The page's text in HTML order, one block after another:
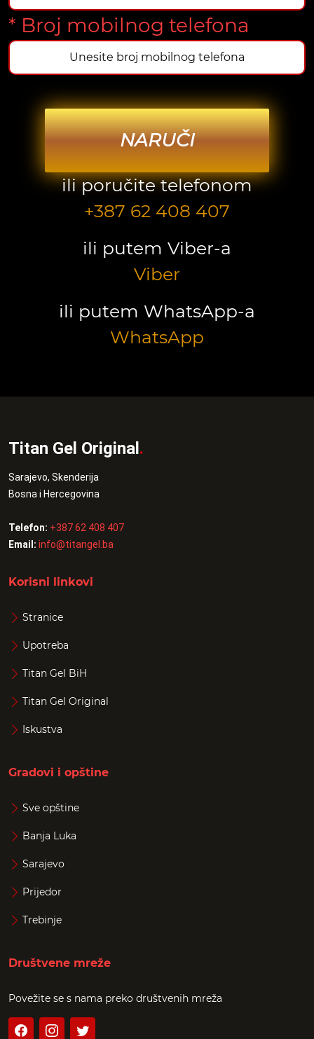
* Broj mobilnog telefona
NARUČI
ili poručite telefonom
+387 62 408 407
ili putem Viber-a
Viber
ili putem WhatsApp-a
WhatsApp
Titan Gel Original.
Sarajevo, Skenderija
Bosna i Hercegovina
Telefon: +387 62 408 407
Email: info@titangel.ba
Korisni linkovi
Stranice
Upotreba
Titan Gel BiH
Titan Gel Original
Iskustva
Gradovi i opštine
Sve opštine
Banja Luka
Sarajevo
Prijedor
Trebinje
Društvene mreže
Povežite se s nama preko društvenih mreža